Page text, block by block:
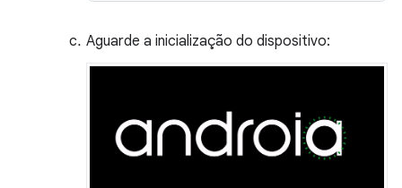
Aguarde a inicialização do dispositivo: